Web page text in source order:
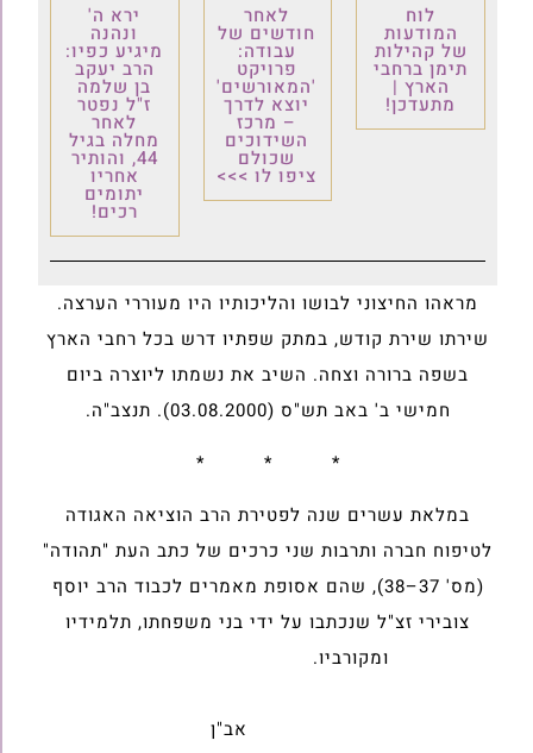
לוח
המודעות
של קהילות
תימן ברחבי
הארץ |
מתעדכן!
לאחר
חודשים של
עבודה:
פרויקט
'המאורשים'
יוצא לדרך
– מרכז
השידוכים
שכולם
ציפו לו >>>
ירא ה'
ונהנה
מיגיע כפיו:
הרב יעקב
בן שלמה
ז"ל נפטר
לאחר
מחלה בגיל
44, והותיר
אחריו
יתומים
רכים!
מראהו החיצוני לבושו והליכותיו היו מעוררי הערצה.
שירתו שירת קודש, במתק שפתיו דרש בכל רחבי הארץ
בשפה ברורה וצחה. השיב את נשמתו ליוצרה ביום
חמישי ב' באב תש"ס (03.08.2000). תנצב"ה.
* * *
במלאת עשרים שנה לפטירת הרב הוציאה האגודה
לטיפוח חברה ותרבות שני כרכים של כתב העת "תהודה"
(מס' 37–38), שהם אסופת מאמרים לכבוד הרב יוסף
צובירי זצ"ל שנכתבו על ידי בני משפחתו, תלמידיו
ומקורביו.
אב"ן